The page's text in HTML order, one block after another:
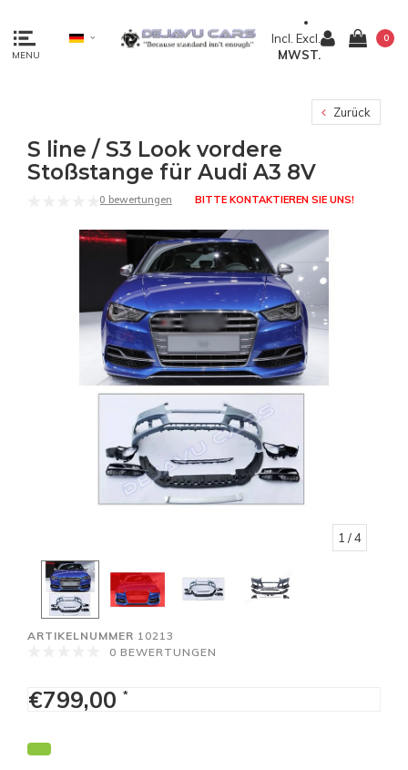
MENU
Incl. Excl.
MWST.
0
Zurück
S line / S3 Look vordere
Stoßstange für Audi A3 8V
0 bewertungen BITTE KONTAKTIEREN SIE UNS!
1 / 4
ARTIKELNUMMER 10213
0 BEWERTUNGEN
€799,00 *